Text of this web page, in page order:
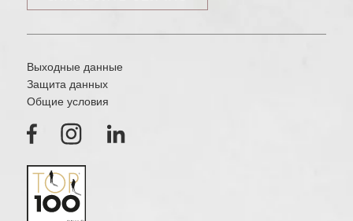
Выходные данные
Защита данных
Общие условия